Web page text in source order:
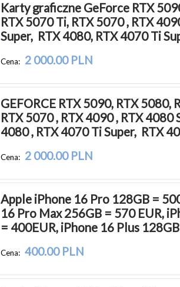
Karty graficzne GeForce RTX
RTX 5070 Ti, RTX 5070 , RTX
Super,  RTX 4080, RTX 4070 Ti
Cena: 2 000.00 PLN
GEFORCE RTX 5090, RTX 5080,
RTX 5070 , RTX 4090 , RTX 4080
4080 , RTX 4070 Ti Super,  RTX
Cena: 2 000.00 PLN
Apple iPhone 16 Pro 128GB =
16 Pro Max 256GB = 570 EUR,
= 400EUR, iPhone 16 Plus
Cena: 400.00 PLN